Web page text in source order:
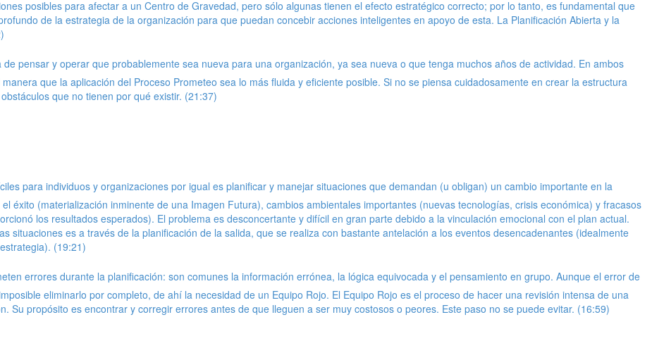
posibles para afectar a un Centro de Gravedad, pero sólo algunas tienen el efecto estratégico correcto; por lo tanto, es fundamental que
de la estrategia de la organización para que puedan concebir acciones inteligentes en apoyo de esta. La Planificación Abierta y la
pensar y operar que probablemente sea nueva para una organización, ya sea nueva o que tenga muchos años de actividad. En ambos
que la aplicación del Proceso Prometeo sea lo más fluida y eficiente posible. Si no se piensa cuidadosamente en crear la estructura
que no tienen por qué existir. (21:37)
para individuos y organizaciones por igual es planificar y manejar situaciones que demandan (u obligan) un cambio importante en la
éxito (materialización inminente de una Imagen Futura), cambios ambientales importantes (nuevas tecnologías, crisis económica) y fracasos
los resultados esperados). El problema es desconcertante y difícil en gran parte debido a la vinculación emocional con el plan actual.
situaciones es a través de la planificación de la salida, que se realiza con bastante antelación a los eventos desencadenantes (idealmente
(19:21)
errores durante la planificación: son comunes la información errónea, la lógica equivocada y el pensamiento en grupo. Aunque el error de
eliminarlo por completo, de ahí la necesidad de un Equipo Rojo. El Equipo Rojo es el proceso de hacer una revisión intensa de una
Su propósito es encontrar y corregir errores antes de que lleguen a ser muy costosos o peores. Este paso no se puede evitar. (16:59)